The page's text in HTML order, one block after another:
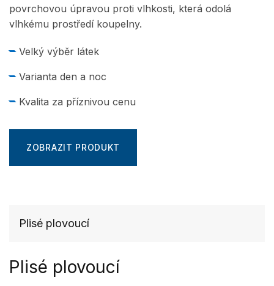
povrchovou úpravou proti vlhkosti, která odolá
vlhkému prostředí koupelny.
Velký výběr látek
Varianta den a noc
Kvalita za příznivou cenu
ZOBRAZIT PRODUKT
Plisé plovoucí
Plisé plovoucí